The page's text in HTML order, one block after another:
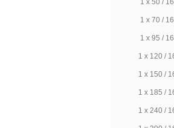
1 х 50 / 16
1 х 70 / 16
1 х 95 / 16
1 х 120 /
1 х 150 /
1 х 185 /
1 х 240 /